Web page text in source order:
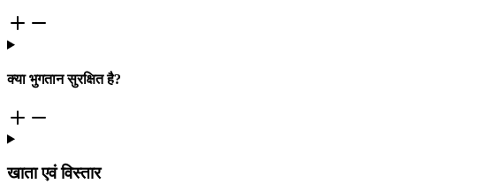
क्या भुगतान सुरक्षित है?
खाता एवं विस्तार